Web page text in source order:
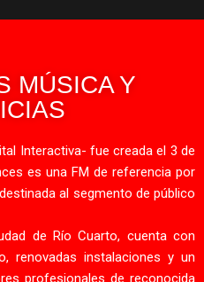
MÚSICA Y
Interactiva- fue creada el 3 de
es una FM de referencia por
al segmento de público
de Río Cuarto, cuenta con
renovadas instalaciones y un
profesionales de reconocida